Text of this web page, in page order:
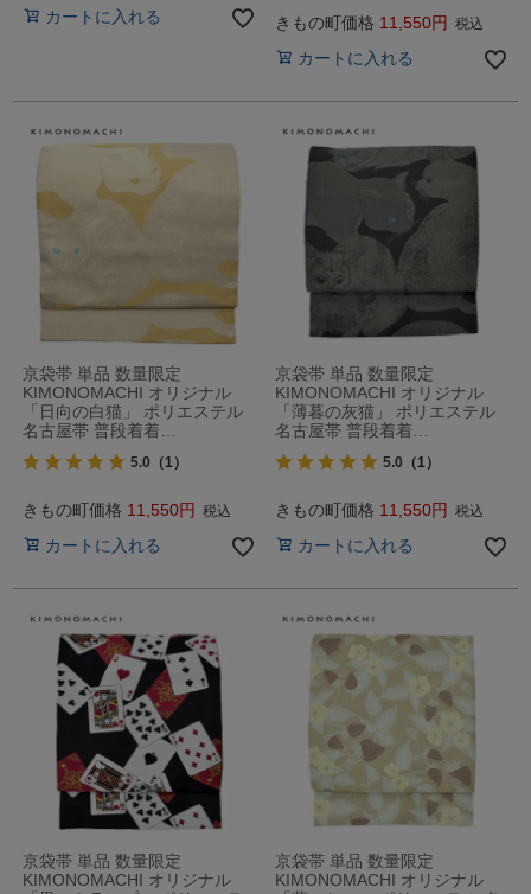
カートに入れる きもの町価格 11,550 税込
カートに入れる
京袋帯 単品 数量限定
KIMONOMACHI オリジナル
「日向の白猫」 ポリエステル
名古屋帯 普段着着…
5.0 （1）
きもの町価格 11,550 税込
カートに入れる
京袋帯 単品 数量限定
KIMONOMACHI オリジナル
「薄暮の灰猫」 ポリエステル
名古屋帯 普段着着…
5.0 （1）
きもの町価格 11,550 税込
カートに入れる
京袋帯 単品 数量限定
KIMONOMACHI オリジナル
京袋帯 単品 数量限定
KIMONOMACHI オリジナル